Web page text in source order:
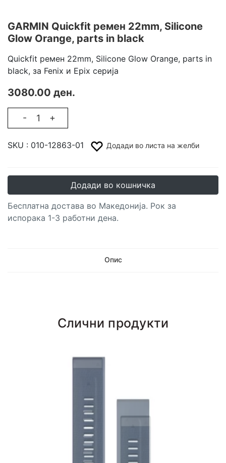
GARMIN Quickfit ремен 22mm, Silicone
Glow Orange, parts in black
Quickfit ремен 22mm, Silicone Glow Orange, parts in
black, за Fenix и Epix серија
3080.00 ден.
- +
SKU : 010-12863-01 Додади во листа на желби
Додади во кошничка
Бесплатна достава во Македонија. Рок за
испорака 1-3 работни дена.
Опис
Слични продукти